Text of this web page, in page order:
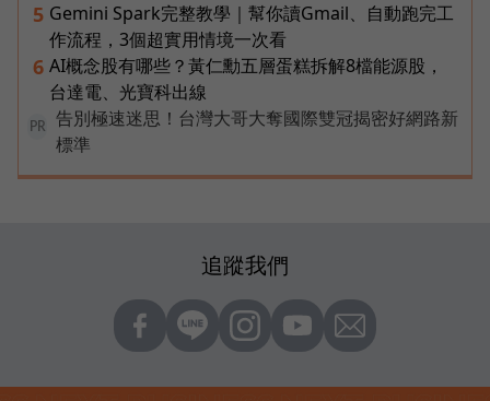
5 Gemini Spark完整教學｜幫你讀Gmail、自動跑完工
作流程，3個超實用情境一次看
6 AI概念股有哪些？黃仁勳五層蛋糕拆解8檔能源股，
台達電、光寶科出線
PR
告別極速迷思！台灣大哥大奪國際雙冠揭密好網路新
標準
追蹤我們